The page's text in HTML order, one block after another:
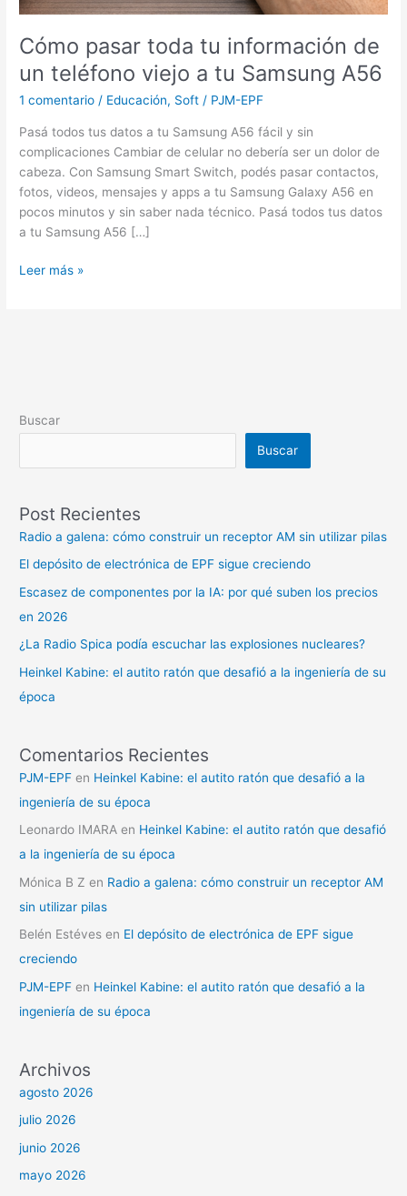
Cómo pasar toda tu información de
un teléfono viejo a tu Samsung A56
1 comentario / Educación, Soft / PJM-EPF
Pasá todos tus datos a tu Samsung A56 fácil y sin
complicaciones Cambiar de celular no debería ser un dolor de
cabeza. Con Samsung Smart Switch, podés pasar contactos,
fotos, videos, mensajes y apps a tu Samsung Galaxy A56 en
pocos minutos y sin saber nada técnico. Pasá todos tus datos
a tu Samsung A56 […]
Leer más »
Buscar
Buscar
Post Recientes
Radio a galena: cómo construir un receptor AM sin utilizar pilas
El depósito de electrónica de EPF sigue creciendo
Escasez de componentes por la IA: por qué suben los precios
en 2026
¿La Radio Spica podía escuchar las explosiones nucleares?
Heinkel Kabine: el autito ratón que desafió a la ingeniería de su
época
Comentarios Recientes
PJM-EPF en Heinkel Kabine: el autito ratón que desafió a la
ingeniería de su época
Leonardo IMARA en Heinkel Kabine: el autito ratón que desafió
a la ingeniería de su época
Mónica B Z en Radio a galena: cómo construir un receptor AM
sin utilizar pilas
Belén Estéves en El depósito de electrónica de EPF sigue
creciendo
PJM-EPF en Heinkel Kabine: el autito ratón que desafió a la
ingeniería de su época
Archivos
agosto 2026
julio 2026
junio 2026
mayo 2026